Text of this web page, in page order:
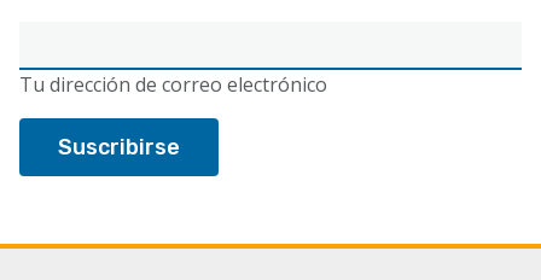
electrónico
Tu dirección de correo electrónico